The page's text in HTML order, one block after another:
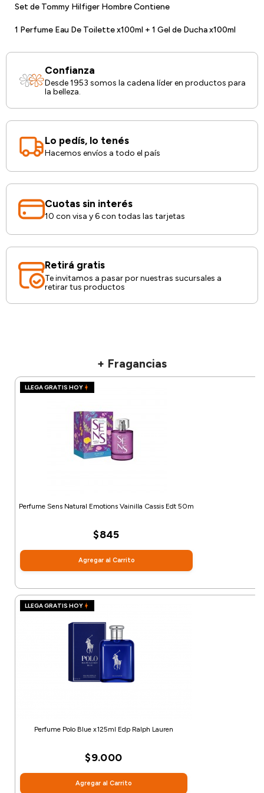
Set de Tommy Hilfiger Hombre Contiene
1 Perfume Eau De Toilette x100ml + 1 Gel de Ducha x100ml
Confianza
Desde 1953 somos la cadena líder en productos para
la belleza.
Lo pedís, lo tenés
Hacemos envíos a todo el país
Cuotas sin interés
10 con visa y 6 con todas las tarjetas
Retirá gratis
Te invitamos a pasar por nuestras sucursales a
retirar tus productos
+ Fragancias
LLEGA GRATIS HOY
Perfume Sens Natural Emotions Vainilla Cassis Edt 50m
$845
Agregar al Carrito
LLEGA GRATIS HOY
Perfume Polo Blue x125ml Edp Ralph Lauren
$9.000
Agregar al Carrito